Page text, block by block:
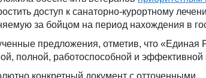
доступ к санаторно-курортному
за бойцом на период нахождения в
предложения, отметив, что «Единая
полной, работоспособной и
конкретный документ с отточенными